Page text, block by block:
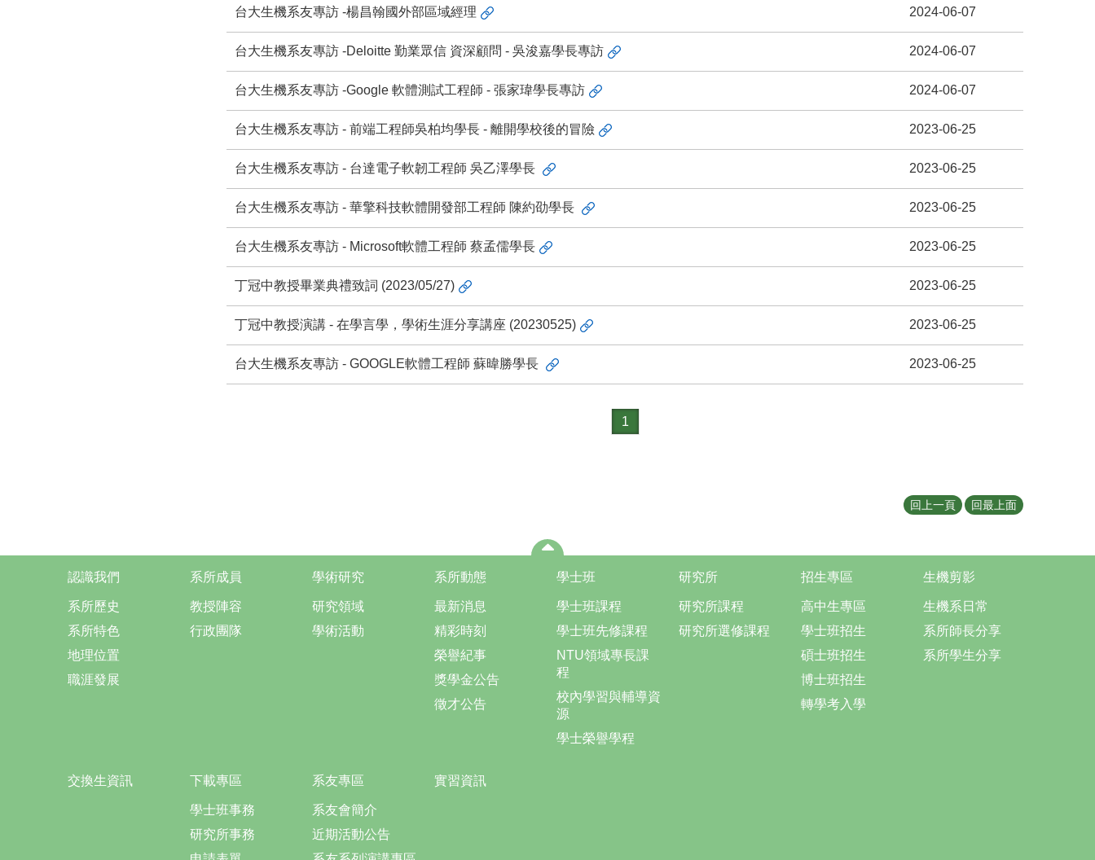
台大生機系友專訪 -楊昌翰國外部區域經理 2024-06-07
台大生機系友專訪 -Deloitte 勤業眾信 資深顧問 - 吳浚嘉學長專訪 2024-06-07
台大生機系友專訪 -Google 軟體測試工程師 - 張家瑋學長專訪 2024-06-07
台大生機系友專訪 - 前端工程師吳柏均學長 - 離開學校後的冒險 2023-06-25
台大生機系友專訪 - 台達電子軟韌工程師 吳乙澤學長 2023-06-25
台大生機系友專訪 - 華擎科技軟體開發部工程師 陳約劭學長 2023-06-25
台大生機系友專訪 - Microsoft軟體工程師 蔡孟儒學長 2023-06-25
丁冠中教授畢業典禮致詞 (2023/05/27) 2023-06-25
丁冠中教授演講 - 在學言學，學術生涯分享講座 (20230525) 2023-06-25
台大生機系友專訪 - GOOGLE軟體工程師 蘇暐勝學長 2023-06-25
1
回上一頁 回最上面
認識我們
系所歷史
系所特色
地理位置
職涯發展
系所成員
教授陣容
行政團隊
學術研究
研究領域
學術活動
系所動態
最新消息
精彩時刻
榮譽紀事
獎學金公告
徵才公告
學士班
學士班課程
學士班先修課程
NTU領域專長課
程
校內學習與輔導資
源
學士榮譽學程
研究所
研究所課程
研究所選修課程
招生專區
高中生專區
學士班招生
碩士班招生
博士班招生
轉學考入學
生機剪影
生機系日常
系所師長分享
系所學生分享
交換生資訊 下載專區
學士班事務
研究所事務
系友專區
系友會簡介
近期活動公告
實習資訊